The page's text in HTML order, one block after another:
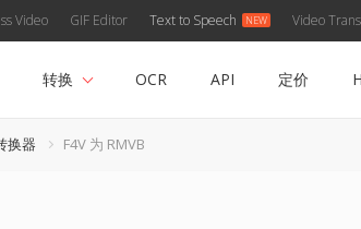
Video GIF Editor Text to Speech Video
转换 OCR API 定价
换器 F4V 为 RMVB